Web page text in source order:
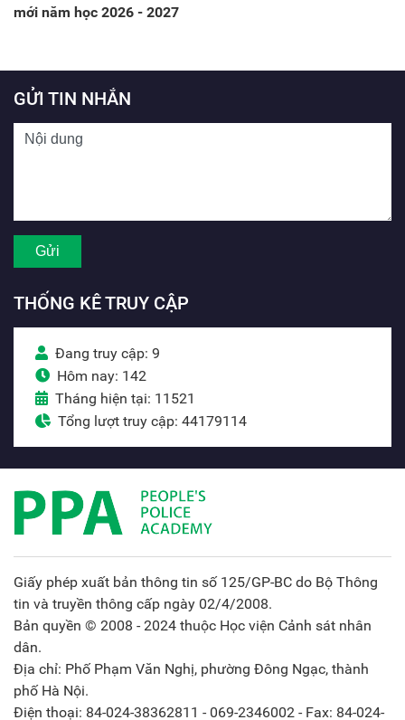
mới năm học 2026 - 2027
GỬI TIN NHẮN
THỐNG KÊ TRUY CẬP
Đang truy cập: 9
Hôm nay: 142
Tháng hiện tại: 11521
Tổng lượt truy cập: 44179114
Giấy phép xuất bản thông tin số 125/GP-BC do Bộ Thông
tin và truyền thông cấp ngày 02/4/2008.
Bản quyền © 2008 - 2024 thuộc Học viện Cảnh sát nhân
dân.
Địa chỉ: Phố Phạm Văn Nghị, phường Đông Ngạc, thành
phố Hà Nội.
Điện thoại: 84-024-38362811 - 069-2346002 - Fax: 84-024-